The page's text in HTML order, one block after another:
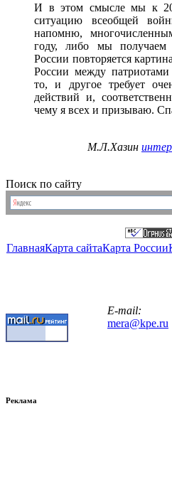
И в этом смысле мы к
ситуацию всеобщей
напомню,
году, либо мы
России повторяется
России между
то, и другое требует
действий и,
чему я всех и призываю.
М.Л.Хазин
Поиск по сайту
ГлавнаяКарта сайтаКарта России
E-mail:
mera@kpe.ru
Реклама